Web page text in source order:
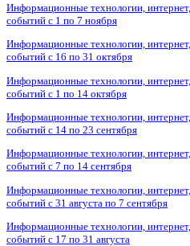
Информационные технологии,
событий с 1 по 7 ноября
Информационные технологии,
событий с 16 по 31 октября
Информационные технологии,
событий с 1 по 14 октября
Информационные технологии,
событий с 14 по 23 сентября
Информационные технологии,
событий с 7 по 14 сентября
Информационные технологии,
событий с 31 августа по 7 сентября
Информационные технологии,
событий с 17 по 31 августа